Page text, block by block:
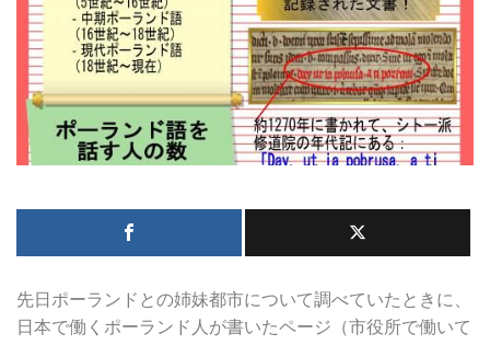
先日ポーランドとの姉妹都市について調べていたときに、
日本で働くポーランド人が書いたページ（市役所で働いて